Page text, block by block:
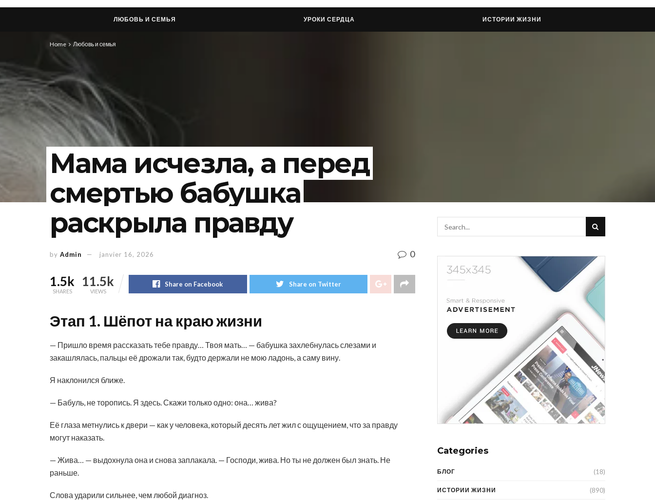
ЛЮБОВЬ И СЕМЬЯ УРОКИ СЕРДЦА ИСТОРИИ ЖИЗНИ
Home Любовь и семья
Мама исчезла, а перед
смертью бабушка
раскрыла правду
by Admin janvier 16, 2026 0
1.5k
SHARES
11.5k
VIEWS
Share on Facebook Share on Twitter
Этап 1. Шёпот на краю жизни
— Пришло время рассказать тебе правду… Твоя мать… — бабушка захлебнулась слезами и
закашлялась, пальцы её дрожали так, будто держали не мою ладонь, а саму вину.
Я наклонился ближе.
— Бабуль, не торопись. Я здесь. Скажи только одно: она… жива?
Её глаза метнулись к двери — как у человека, который десять лет жил с ощущением, что за правду
могут наказать.
— Жива… — выдохнула она и снова заплакала. — Господи, жива. Но ты не должен был знать. Не
раньше.
Слова ударили сильнее, чем любой диагноз.
Categories
БЛОГ (18)
ИСТОРИИ ЖИЗНИ (890)